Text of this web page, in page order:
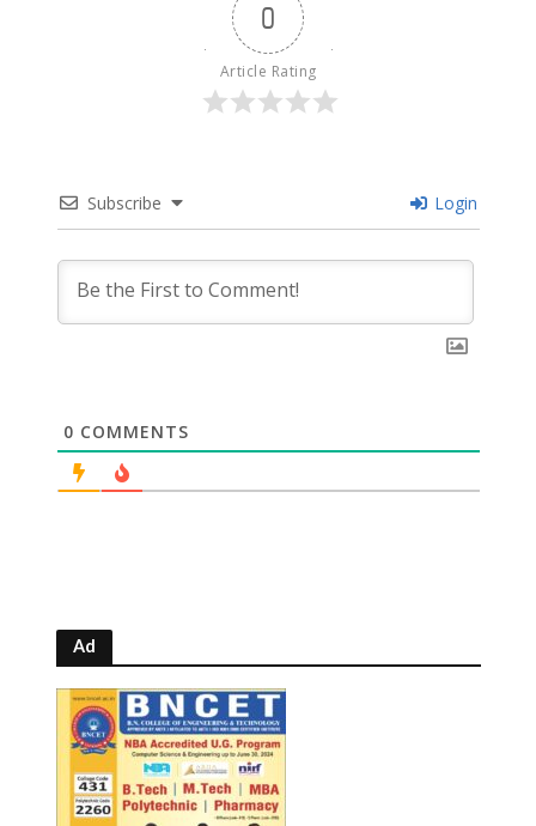
0
Article Rating
Subscribe Login
0 COMMENTS
Ad